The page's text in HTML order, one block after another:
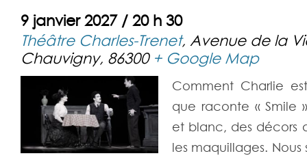
9 janvier 2027 / 20 h 30
Théâtre Charles-Trenet, Avenue de la
Chauvigny, 86300 + Google Map
Comment Charlie
que raconte « Smile
et blanc, des décors
les maquillages.